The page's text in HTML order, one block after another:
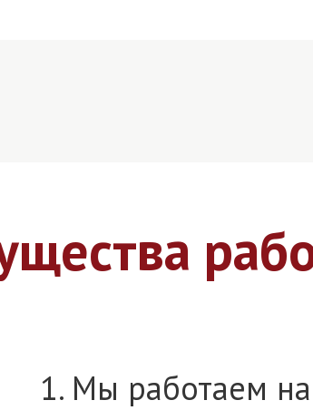
1. Мы работаем